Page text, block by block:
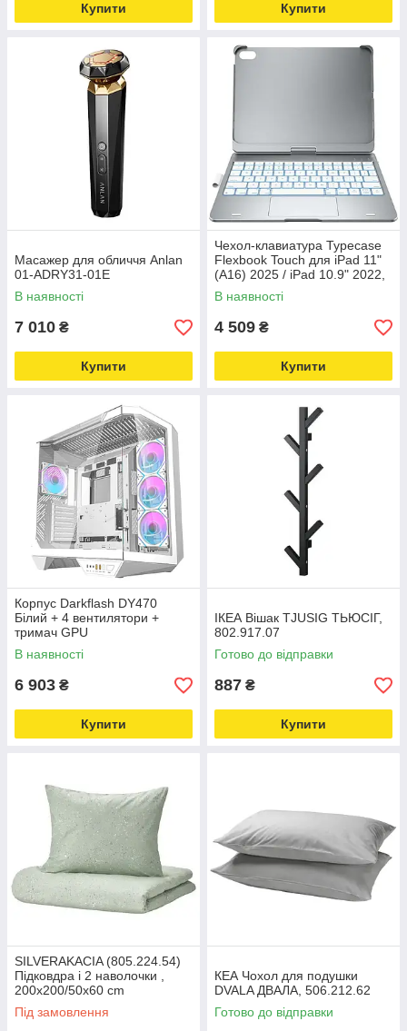
Купити Купити
Масажер для обличчя Anlan
01-ADRY31-01E
В наявності
7 010 ₴
Купити
Чехол-клавиатура Typecase
Flexbook Touch для iPad 11"
(A16) 2025 / iPad 10.9" 2022,
серебристый
В наявності
4 509 ₴
Купити
Корпус Darkflash DY470
Білий + 4 вентилятори +
тримач GPU
В наявності
6 903 ₴
Купити
IКЕА Вішак TJUSIG ТЬЮСІГ,
802.917.07
Готово до відправки
887 ₴
Купити
SILVERAKACIA (805.224.54)
Підковдра і 2 наволочки ,
200x200/50x60 cm
Під замовлення
КЕА Чохол для подушки
DVALA ДВАЛА, 506.212.62
Готово до відправки